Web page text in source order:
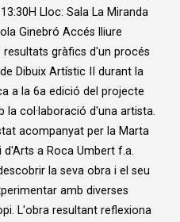
Lloc: Sala La Miranda
Ginebró Accés lliure
gràfics d'un procés
Dibuix Artístic II durant la
a la 6a edició del projecte
la col·laboració d'una artista.
acompanyat per la Marta
d'Arts a Roca Umbert f.a.
la seva obra i el seu
amb diverses
L'obra resultant reflexiona